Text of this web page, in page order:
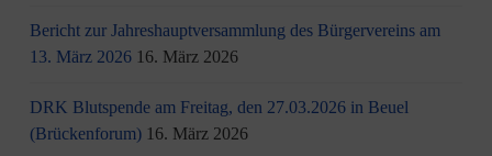
Bericht zur Jahreshauptversammlung des Bürgervereins am
13. März 2026 16. März 2026
DRK Blutspende am Freitag, den 27.03.2026 in Beuel
(Brückenforum) 16. März 2026